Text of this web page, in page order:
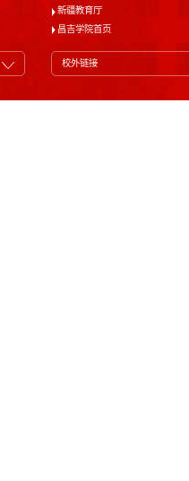
新疆教育厅
昌吉学院首页
校外链接